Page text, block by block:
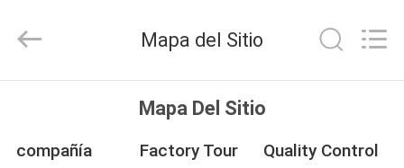
PRODUCTOS
Proveedor.
Copyright
-
Mapa del Sitio
Mapa Del Sitio
compañía Factory Tour
Quality Control